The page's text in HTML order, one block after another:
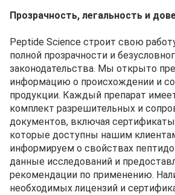
Прозрачность, легальность и
Peptide Science строит свою
полной прозрачности и
законодательства. Мы открыто
информацию о происхождении и
продукции. Каждый препарат
комплект разрешительных и
документов, включая
которые доступны нашим
информируем о свойствах
данные исследований и
рекомендации по применению.
необходимых лицензий и